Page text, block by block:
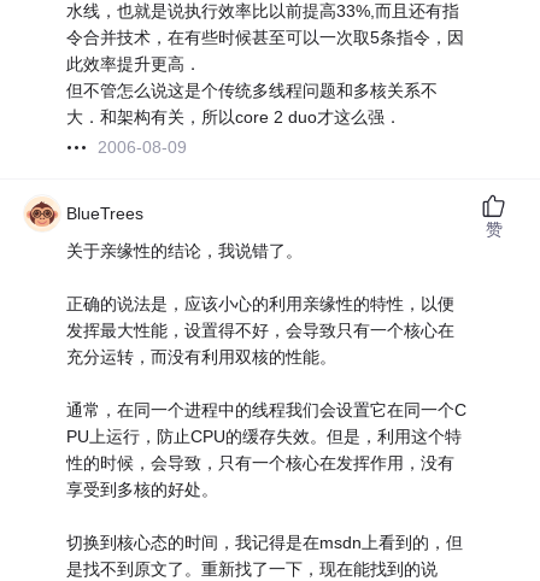
水线，也就是说执行效率比以前提高33%,而且还有指
令合并技术，在有些时候甚至可以一次取5条指令，因
此效率提升更高．
但不管怎么说这是个传统多线程问题和多核关系不
大．和架构有关，所以core 2 duo才这么强．
2006-08-09
BlueTrees
关于亲缘性的结论，我说错了。
正确的说法是，应该小心的利用亲缘性的特性，以便
发挥最大性能，设置得不好，会导致只有一个核心在
充分运转，而没有利用双核的性能。
通常，在同一个进程中的线程我们会设置它在同一个C
PU上运行，防止CPU的缓存失效。但是，利用这个特
性的时候，会导致，只有一个核心在发挥作用，没有
享受到多核的好处。
切换到核心态的时间，我记得是在msdn上看到的，但
是找不到原文了。重新找了一下，现在能找到的说
赞